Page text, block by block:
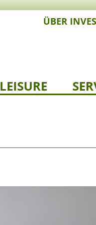
ÜBER
LEISURE